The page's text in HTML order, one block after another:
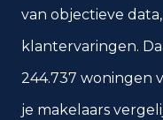
van objectieve
klantervaringen.
244.737 woningen
je makelaars